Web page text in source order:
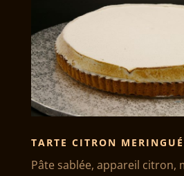
TARTE CITRON
Pâte sablée, appareil citron,